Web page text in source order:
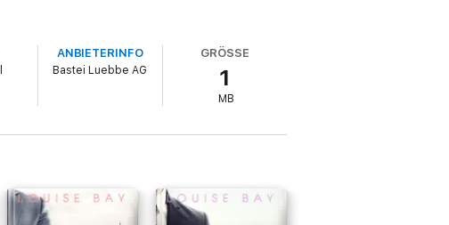
ANBIETERINFO
Bastei Luebbe AG
GRÖSSE
1
MB